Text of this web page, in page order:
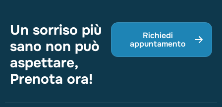
Un sorriso più
sano non può
aspettare,
Prenota ora!
Richiedi
appuntamento